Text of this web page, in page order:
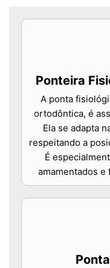
Ponteira
A ponta
ortodôntica, é
Ela se adapta
respeitando a
É
amamentados e